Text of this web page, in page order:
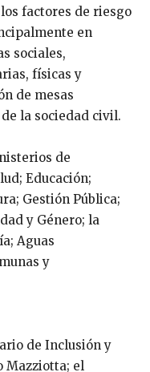
factores de riesgo
en
sociales,
físicas y
de mesas
la sociedad civil.
de
Educación;
Gestión Pública;
y Género; la
Aguas
y
de Inclusión y
Mazziotta; el